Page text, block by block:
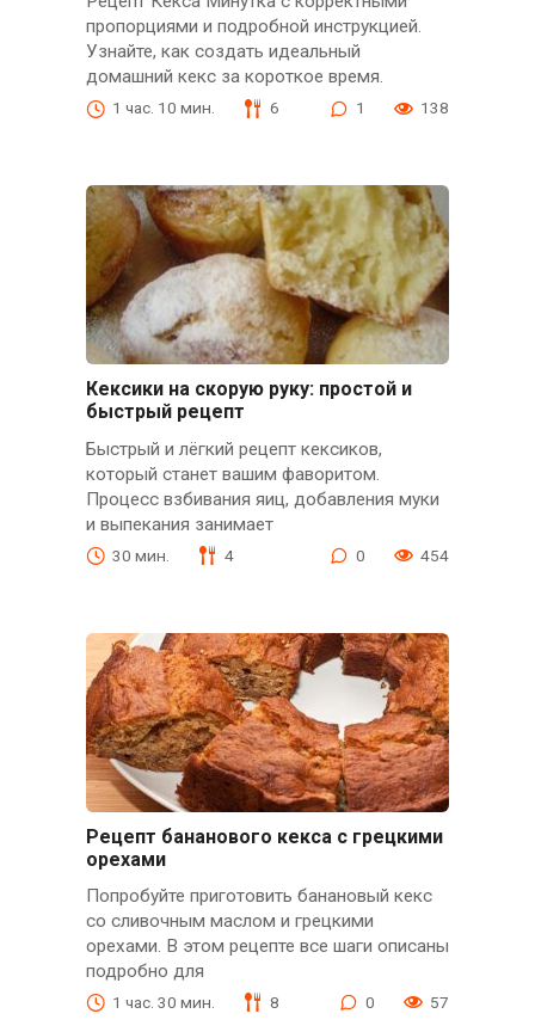
пропорциями и подробной инструкцией.
Узнайте, как создать идеальный
домашний кекс за короткое время.
1 час. 10 мин. 6 1 138
Кексики на скорую руку: простой и
быстрый рецепт
Быстрый и лёгкий рецепт кексиков,
который станет вашим фаворитом.
Процесс взбивания яиц, добавления муки
и выпекания занимает
30 мин. 4 0 454
Рецепт бананового кекса с грецкими
орехами
Попробуйте приготовить банановый кекс
со сливочным маслом и грецкими
орехами. В этом рецепте все шаги описаны
подробно для
1 час. 30 мин. 8 0 57